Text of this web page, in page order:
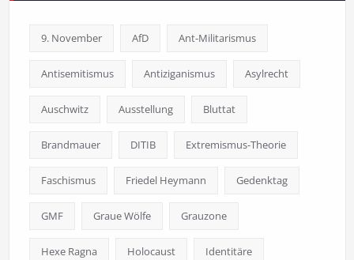
9. November AfD Ant-Militarismus
Antisemitismus Antiziganismus Asylrecht
Auschwitz Ausstellung Bluttat
Brandmauer DITIB Extremismus-Theorie
Faschismus Friedel Heymann Gedenktag
GMF Graue Wölfe Grauzone
Hexe Ragna Holocaust Identitäre